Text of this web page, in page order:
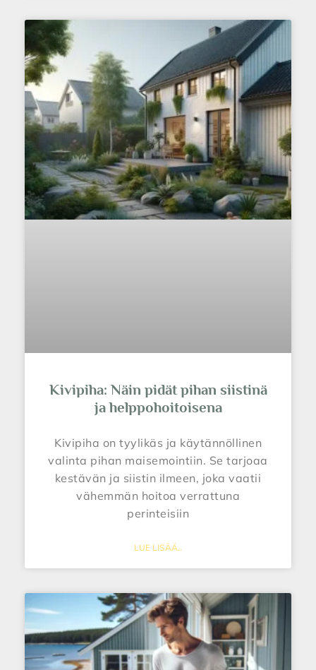
Kivipiha: Näin pidät pihan siistinä
ja helppohoitoisena
Kivipiha on tyylikäs ja käytännöllinen
valinta pihan maisemointiin. Se tarjoaa
kestävän ja siistin ilmeen, joka vaatii
vähemmän hoitoa verrattuna
perinteisiin
LUE LISÄÄ..